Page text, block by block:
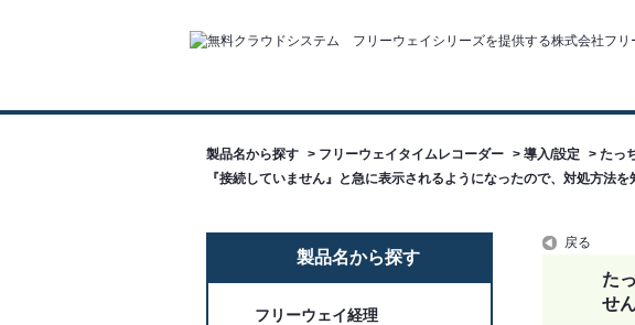
製品名から探す > フリーウェイタイムレコーダー > 導入/設定 > たっ
『接続していません』と急に表示されるようになったので、対処方法を
製品名から探す
フリーウェイ経理
戻る
た
せ